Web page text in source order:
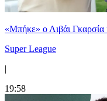
«Μπήκε» ο Λιβάι Γκαρσία
Super League
|
19:58